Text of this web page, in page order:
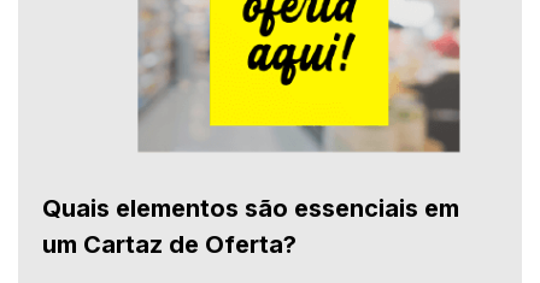
Quais elementos são essenciais em
um Cartaz de Oferta?